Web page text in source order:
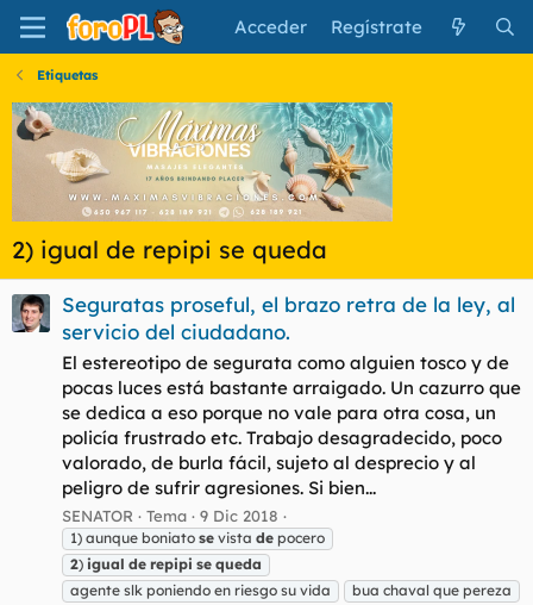
Acceder Regístrate
Etiquetas
2) igual de repipi se queda
Seguratas proseful, el brazo retra de la ley, al
servicio del ciudadano.
El estereotipo de segurata como alguien tosco y de
pocas luces está bastante arraigado. Un cazurro que
se dedica a eso porque no vale para otra cosa, un
policía frustrado etc. Trabajo desagradecido, poco
valorado, de burla fácil, sujeto al desprecio y al
peligro de sufrir agresiones. Si bien...
SENATOR Tema 9 Dic 2018
1) aunque boniato se vista de pocero
2) igual de repipi se queda
agente slk poniendo en riesgo su vida
bua chaval que pereza